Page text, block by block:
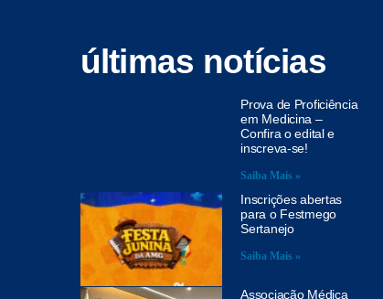
últimas notícias
Prova de Proficiência
em Medicina –
Confira o edital e
inscreva-se!
Saiba Mais »
Inscrições abertas
para o Festmego
Sertanejo
Saiba Mais »
Associação Médica